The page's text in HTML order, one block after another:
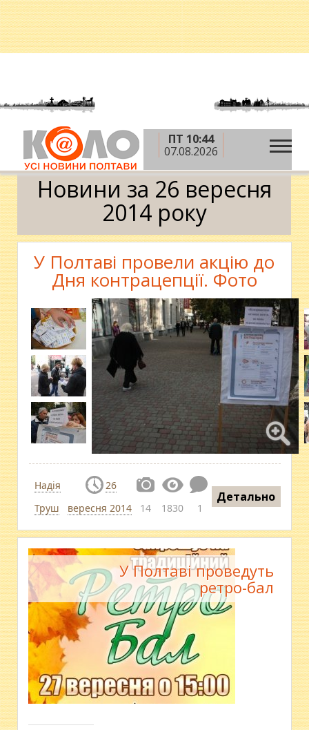
ПТ 10:44
07.08.2026
Головна » 2014 рік » вересень »26 вересня
Календар
Новини за 26 вересня
2014 року
У Полтаві провели акцію до
Дня контрацепції. Фото
Надія
Труш
26
вересня 2014
14 1830 1
Детально
У Полтаві проведуть
ретро-бал